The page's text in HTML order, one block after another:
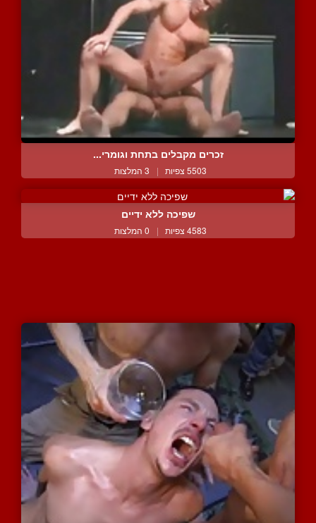
זכרים מקבלים בתחת וגומרי...
5503 צפיות | 3 המלצות
שפיכה ללא ידיים
4583 צפיות | 0 המלצות